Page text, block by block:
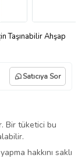
Taşınabilir Ahşap
Satıcıya Sor
Bir tüketici bu
hakkını saklı